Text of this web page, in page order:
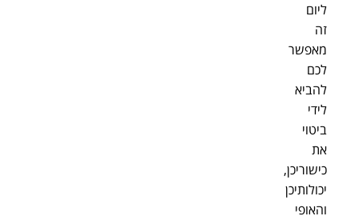
ליום
זה
מאפשר
לכם
להביא
לידי
ביטוי
את
כישוריכן,
יכולותיכן
והאופי